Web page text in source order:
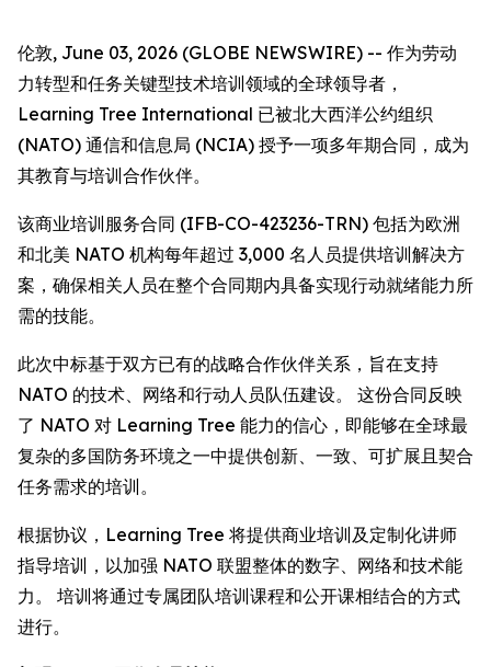
伦敦, June 03, 2026 (GLOBE NEWSWIRE) -- 作为劳动
力转型和任务关键型技术培训领域的全球领导者，
Learning Tree International 已被北大西洋公约组织
(NATO) 通信和信息局 (NCIA) 授予一项多年期合同，成为
其教育与培训合作伙伴。
该商业培训服务合同 (IFB-CO-423236-TRN) 包括为欧洲
和北美 NATO 机构每年超过 3,000 名人员提供培训解决方
案，确保相关人员在整个合同期内具备实现行动就绪能力所
需的技能。
此次中标基于双方已有的战略合作伙伴关系，旨在支持
NATO 的技术、网络和行动人员队伍建设。 这份合同反映
了 NATO 对 Learning Tree 能力的信心，即能够在全球最
复杂的多国防务环境之一中提供创新、一致、可扩展且契合
任务需求的培训。
根据协议，Learning Tree 将提供商业培训及定制化讲师
指导培训，以加强 NATO 联盟整体的数字、网络和技术能
力。 培训将通过专属团队培训课程和公开课相结合的方式
进行。